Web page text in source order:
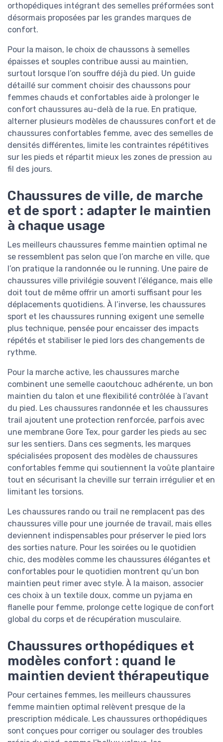
orthopédiques intégrant des semelles préformées sont
désormais proposées par les grandes marques de
confort.
Pour la maison, le choix de chaussons à semelles
épaisses et souples contribue aussi au maintien,
surtout lorsque l’on souffre déjà du pied. Un guide
détaillé sur comment choisir des chaussons pour
femmes chauds et confortables aide à prolonger le
confort chaussures au-delà de la rue. En pratique,
alterner plusieurs modèles de chaussures confort et de
chaussures confortables femme, avec des semelles de
densités différentes, limite les contraintes répétitives
sur les pieds et répartit mieux les zones de pression au
fil des jours.
Chaussures de ville, de marche
et de sport : adapter le maintien
à chaque usage
Les meilleurs chaussures femme maintien optimal ne
se ressemblent pas selon que l’on marche en ville, que
l’on pratique la randonnée ou le running. Une paire de
chaussures ville privilégie souvent l’élégance, mais elle
doit tout de même offrir un amorti suffisant pour les
déplacements quotidiens. À l’inverse, les chaussures
sport et les chaussures running exigent une semelle
plus technique, pensée pour encaisser des impacts
répétés et stabiliser le pied lors des changements de
rythme.
Pour la marche active, les chaussures marche
combinent une semelle caoutchouc adhérente, un bon
maintien du talon et une flexibilité contrôlée à l’avant
du pied. Les chaussures randonnée et les chaussures
trail ajoutent une protection renforcée, parfois avec
une membrane Gore Tex, pour garder les pieds au sec
sur les sentiers. Dans ces segments, les marques
spécialisées proposent des modèles de chaussures
confortables femme qui soutiennent la voûte plantaire
tout en sécurisant la cheville sur terrain irrégulier et en
limitant les torsions.
Les chaussures rando ou trail ne remplacent pas des
chaussures ville pour une journée de travail, mais elles
deviennent indispensables pour préserver le pied lors
des sorties nature. Pour les soirées ou le quotidien
chic, des modèles comme les chaussures élégantes et
confortables pour le quotidien montrent qu’un bon
maintien peut rimer avec style. À la maison, associer
ces choix à un textile doux, comme un pyjama en
flanelle pour femme, prolonge cette logique de confort
global du corps et de récupération musculaire.
Chaussures orthopédiques et
modèles confort : quand le
maintien devient thérapeutique
Pour certaines femmes, les meilleurs chaussures
femme maintien optimal relèvent presque de la
prescription médicale. Les chaussures orthopédiques
sont conçues pour corriger ou soulager des troubles